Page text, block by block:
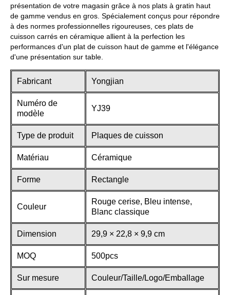
présentation de votre magasin grâce à nos plats à gratin haut
de gamme vendus en gros. Spécialement conçus pour répondre
à des normes professionnelles rigoureuses, ces plats de
cuisson carrés en céramique allient à la perfection les
performances d'un plat de cuisson haut de gamme et l'élégance
d'une présentation sur table.
Fabricant Yongjian
Numéro de
modèle
YJ39
Type de produit Plaques de cuisson
Matériau Céramique
Forme Rectangle
Couleur
Rouge cerise, Bleu intense,
Blanc classique
Dimension 29,9 × 22,8 × 9,9 cm
MOQ 500pcs
Sur mesure Couleur/Taille/Logo/Emballage